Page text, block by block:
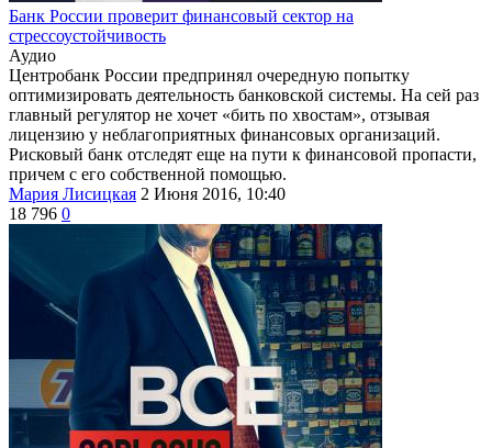
Банк России проверит финансовый сектор на
стрессоустойчивость
Аудио
Центробанк России предпринял очередную попытку
оптимизировать деятельность банковской системы. На сей раз
главный регулятор не хочет «бить по хвостам», отзывая
лицензию у неблагоприятных финансовых организаций.
Рисковый банк отследят еще на пути к финансовой пропасти,
причем с его собственной помощью.
Мария Лисицкая 2 Июня 2016, 10:40
18 796 0